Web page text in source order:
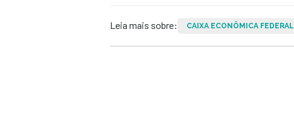
Leia mais sobre: CAIXA ECONÔMICA FEDERAL